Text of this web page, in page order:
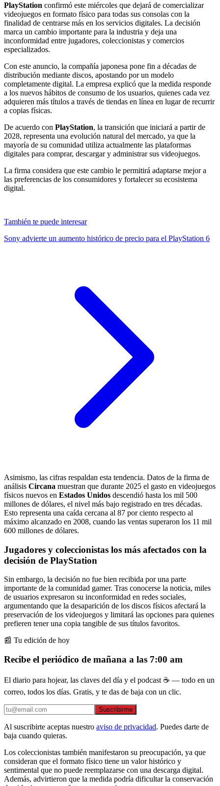
PlayStation confirmó este miércoles que dejará de comercializar
videojuegos en formato físico para todas sus consolas con la
finalidad de centrarse más en los servicios digitales. La decisión
marca un cambio importante para la industria y deja una
inconformidad entre jugadores, coleccionistas y comercios
especializados.
Con este anuncio, la compañía japonesa pone fin a décadas de
distribución mediante discos, apostando por un modelo
completamente digital. La empresa explicó que la medida responde
a los nuevos hábitos de consumo de los usuarios, quienes cada vez
adquieren más títulos a través de tiendas en línea en lugar de recurrir
a copias físicas.
De acuerdo con PlayStation, la transición que iniciará a partir de
2028, representa una evolución natural del mercado, ya que la
mayoría de su comunidad utiliza actualmente las plataformas
digitales para comprar, descargar y administrar sus videojuegos.
La firma considera que este cambio le permitirá adaptarse mejor a
las preferencias de los consumidores y fortalecer su ecosistema
digital.
También te puede interesar
Sony advierte un aumento histórico de precio para el PlayStation 6
Asimismo, las cifras respaldan esta tendencia. Datos de la firma de
análisis Circana muestran que durante 2025 el gasto en videojuegos
físicos nuevos en Estados Unidos descendió hasta los mil 500
millones de dólares, el nivel más bajo registrado en tres décadas.
Esto representa una caída cercana al 87 por ciento respecto al
máximo alcanzado en 2008, cuando las ventas superaron los 11 mil
600 millones de dólares.
Jugadores y coleccionistas los más afectados con la
decisión de PlayStation
Sin embargo, la decisión no fue bien recibida por una parte
importante de la comunidad gamer. Tras conocerse la noticia, miles
de usuarios expresaron su inconformidad en redes sociales,
argumentando que la desaparición de los discos físicos afectará la
preservación de los videojuegos y limitará las opciones para quienes
prefieren tener una copia tangible de sus títulos favoritos.
📰 Tu edición de hoy
Recibe el periódico de mañana a las 7:00 am
El diario para hojear, las claves del día y el podcast ☕ — todo en un
correo, todos los días. Gratis, y te das de baja con un clic.
Suscribirme
Al suscribirte aceptas nuestro aviso de privacidad. Puedes darte de
baja cuando quieras.
Los coleccionistas también manifestaron su preocupación, ya que
consideran que el formato físico tiene un valor histórico y
sentimental que no puede reemplazarse con una descarga digital.
Además, advirtieron que la medida podría dificultar la conservación